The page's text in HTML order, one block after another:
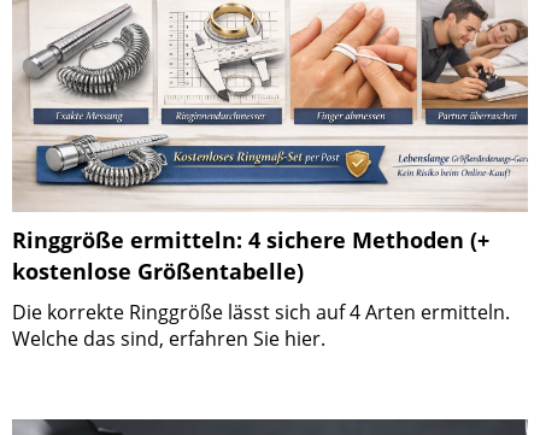
Ringgröße ermitteln: 4 sichere Methoden (+
kostenlose Größentabelle)
Die korrekte Ringgröße lässt sich auf 4 Arten ermitteln.
Welche das sind, erfahren Sie hier.